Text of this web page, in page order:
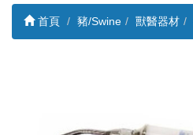
首頁 豬/Swine 獸醫器材